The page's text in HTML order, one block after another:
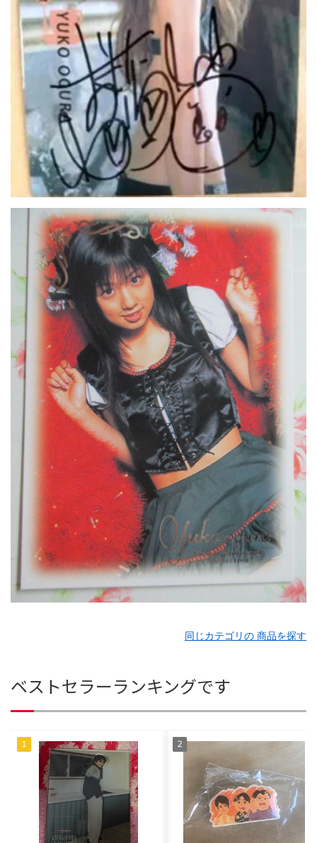
同じカテゴリの 商品を探す
ベストセラーランキングです